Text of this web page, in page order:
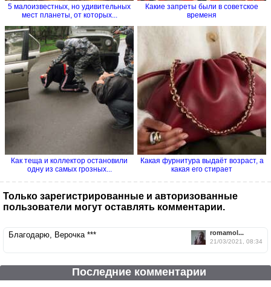
5 малоизвестных, но удивительных
мест планеты, от которых...
Какие запреты были в советское
временя
Как теща и коллектор остановили
одну из самых грозных...
Какая фурнитура выдаёт возраст, а
какая его стирает
Только зарегистрированные и авторизованные
пользователи могут оставлять комментарии.
romamol...
21/03/2021, 08:34
Благодарю, Верочка ***
Последние комментарии